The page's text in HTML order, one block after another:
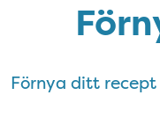
Förnya ditt